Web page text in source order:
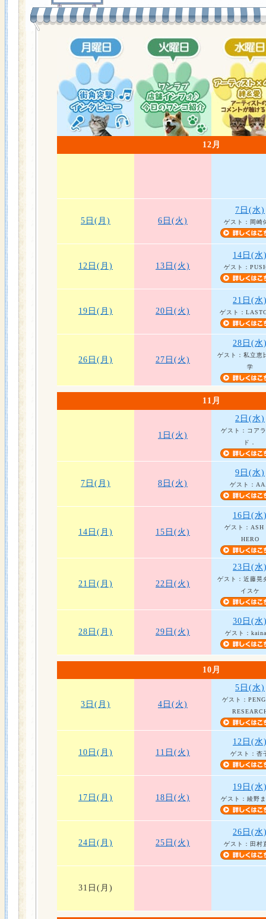
12月
5日(月) 6日(火)
7日(水)
ゲスト：岡崎
12日(月) 13日(火)
14日(水
ゲスト：
19日(月) 20日(火)
21日(水
ゲスト：
26日(月) 27日(火)
28日(水
ゲスト：私立恵
学
11月
1日(火)
2日(水)
ゲスト：コア
ド．
7日(月) 8日(火)
9日(水)
ゲスト：
14日(月) 15日(火)
16日(水
ゲスト：ASH
HERO
21日(月) 22日(火)
23日(水
ゲスト：近藤晃
イスケ
28日(月) 29日(火)
30日(水
ゲスト：
10月
3日(月) 4日(火)
5日(水)
ゲスト：
10日(月) 11日(火)
12日(水
ゲスト：杏
17日(月) 18日(火)
19日(水
ゲスト：綾野
24日(月) 25日(火)
26日(水
ゲスト：田村
31日(月)